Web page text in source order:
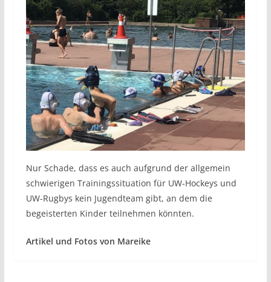
Nur Schade, dass es auch aufgrund der allgemein
schwierigen Trainingssituation für UW-Hockeys und
UW-Rugbys kein Jugendteam gibt, an dem die
begeisterten Kinder teilnehmen könnten.
Artikel und Fotos von Mareike